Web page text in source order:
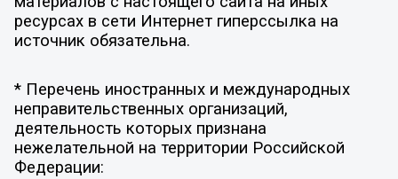
ресурсах в сети Интернет гиперссылка на
источник обязательна.
* Перечень иностранных и международных
неправительственных организаций,
деятельность которых признана
нежелательной на территории Российской
Федерации: